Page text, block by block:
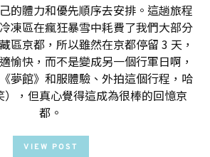
的體力和優先順序去安排。這趟旅程
凍區在瘋狂暴雪中耗費了我們大部分
區京都，所以雖然在京都停留 3 天，
愉快，而不是變成另一個行軍日啊，
夢館》和服體驗、外拍這個行程，哈
），但真心覺得這成為很棒的回憶京
都。
VIEW POST